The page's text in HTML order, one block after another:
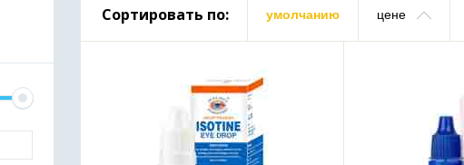
Сортировать по: умолчанию цене